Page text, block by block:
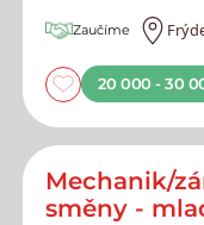
Zaučíme
20 000 - 30
Mechanik/
směny -